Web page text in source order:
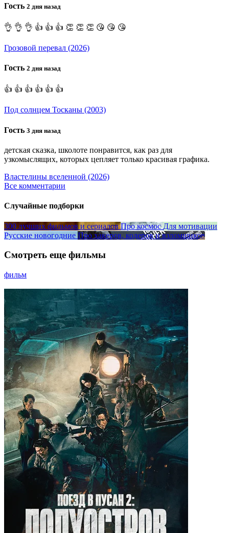
Гость 2 дня назад
👌 👌 👌 👍 👍 👍 👏 👏 👏 😘 😘 😘
Грозовой перевал (2026)
Гость 2 дня назад
👍 👍 👍 👍 👍 👍
Под солнцем Тосканы (2003)
Гость 3 дня назад
детская сказка, школоте понравится, как раз для
узкомыслящих, которых цепляет только красивая графика.
Властелины вселенной (2026)
Все комментарии
Случайные подборки
300 лучших фильмов и сериалов Про космос Для мотивации
Русские новогодние Про хакеров, кодеров и взломщиков
Смотреть еще фильмы
фильм